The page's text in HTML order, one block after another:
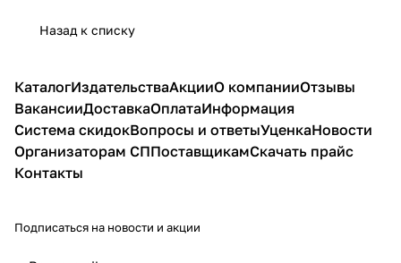
Назад к списку
КаталогИздательстваАкцииО компанииОтзывы
ВакансииДоставкаОплатаИнформация
Система скидокВопросы и ответыУценкаНовости
Организаторам СППоставщикамСкачать прайс
Контакты
Подписаться на новости и акции